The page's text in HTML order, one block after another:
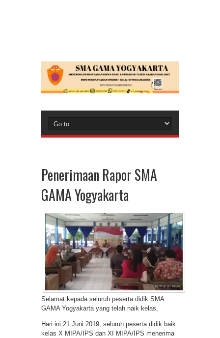
Penerimaan Rapor SMA
GAMA Yogyakarta
Selamat kepada seluruh peserta didik SMA
GAMA Yogyakarta yang telah naik kelas,
Hari ini 21 Juni 2019, seluruh peserta didik baik
kelas X MIPA/IPS dan XI MIPA/IPS menerima